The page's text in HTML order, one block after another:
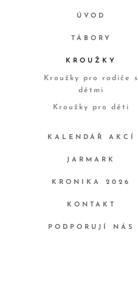
ÚVOD
TÁBORY
KROUŽKY
Kroužky pro rodiče s
dětmi
Kroužky pro děti
KALENDÁŘ AKCÍ
JARMARK
KRONIKA 2026
KONTAKT
PODPORUJÍ NÁS